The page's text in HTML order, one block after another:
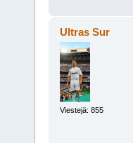
Ultras Sur
Viestejä: 855